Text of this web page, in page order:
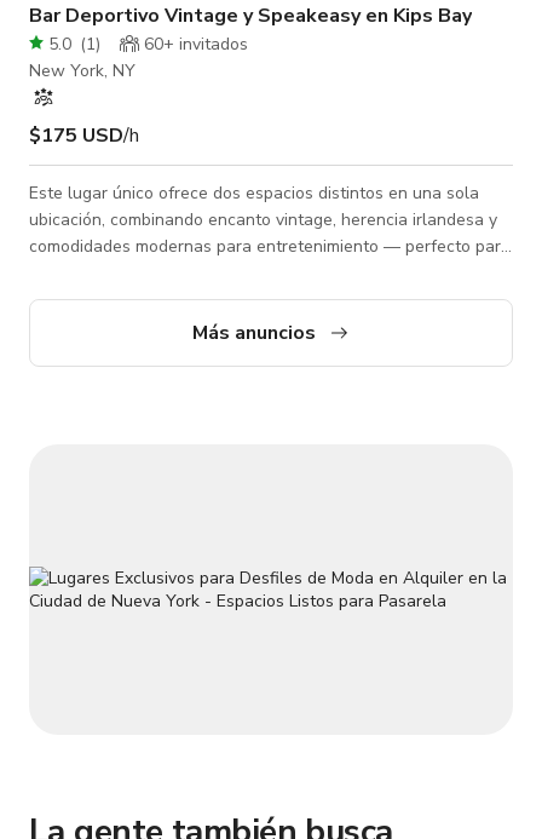
Bar Deportivo Vintage y Speakeasy en Kips Bay
5.0 (1)
60+ invitados
New York, NY
$175 USD/h
Este lugar único ofrece dos espacios distintos en una sola
ubicación, combinando encanto vintage, herencia irlandesa y
comodidades modernas para entretenimiento — perfecto para
privados y reuniones creativas. Bar Frontal – Estética
Más anuncios